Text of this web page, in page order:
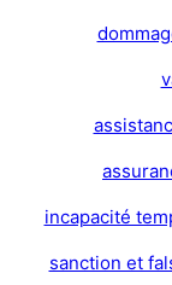
incapacité
sanction et